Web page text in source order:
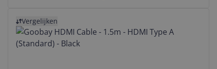
Vergelijken